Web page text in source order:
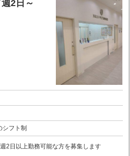
2日～
フト制
2日以上勤務可能な方を募集します